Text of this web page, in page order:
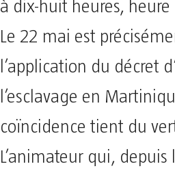
à dix-huit heures, heure
Le 22 mai est
l’application du décret
l’esclavage en
coïncidence tient du
L’animateur qui, depuis